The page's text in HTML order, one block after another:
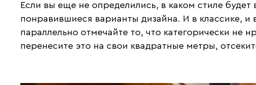
Если вы еще не определились, в каком стиле
понравившиеся варианты дизайна. И в классике,
параллельно отмечайте то, что категорически не
перенесите это на свои квадратные метры,